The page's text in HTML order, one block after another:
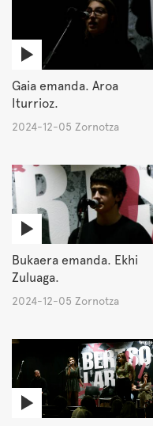
Gaia emanda. Aroa
Iturrioz.
2024-12-05 Zornotza
Bukaera emanda. Ekhi
Zuluaga.
2024-12-05 Zornotza